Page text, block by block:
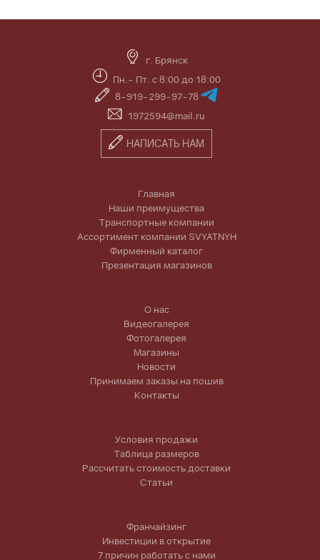
г. Брянск
Пн.- Пт. с 8:00 до 18:00
8-919-299-97-78
1972594@mail.ru
НАПИСАТЬ НАМ
Главная
Наши преимущества
Транспортные компании
Ассортимент компании SVYATNYH
Фирменный каталог
Презентация магазинов
О нас
Видеогалерея
Фотогалерея
Магазины
Новости
Принимаем заказы на пошив
Контакты
Условия продажи
Таблица размеров
Рассчитать стоимость доставки
Статьи
Франчайзинг
Инвестиции в открытие
7 причин работать с нами